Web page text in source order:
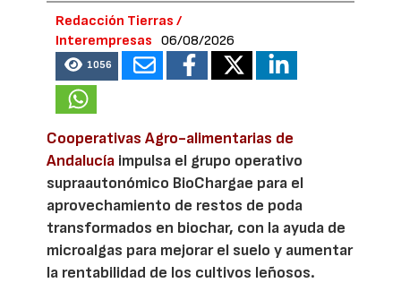
Redacción Tierras /
Interempresas
06/08/2026
1056
Cooperativas Agro-alimentarias de
Andalucía impulsa el grupo operativo
supraautonómico BioChargae para el
aprovechamiento de restos de poda
transformados en biochar, con la ayuda de
microalgas para mejorar el suelo y aumentar
la rentabilidad de los cultivos leñosos.